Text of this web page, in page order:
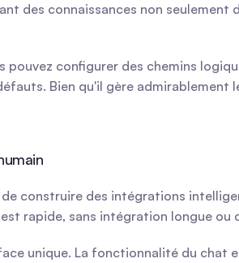
des connaissances non seulement
configurer des chemins
Bien qu'il gère
construire des intégrations
rapide, sans intégration longue ou
unique. La fonctionnalité du chat